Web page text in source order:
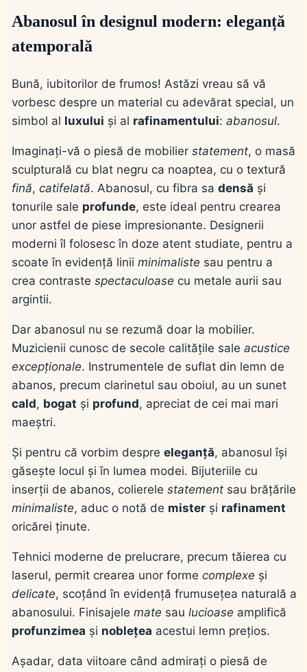
Abanosul în designul modern: eleganță
atemporală
Bună, iubitorilor de frumos! Astăzi vreau să vă
vorbesc despre un material cu adevărat special, un
simbol al luxului și al rafinamentului: abanosul.
Imaginați-vă o piesă de mobilier statement, o masă
sculpturală cu blat negru ca noaptea, cu o textură
fină, catifelată. Abanosul, cu fibra sa densă și
tonurile sale profunde, este ideal pentru crearea
unor astfel de piese impresionante. Designerii
moderni îl folosesc în doze atent studiate, pentru a
scoate în evidență linii minimaliste sau pentru a
crea contraste spectaculoase cu metale aurii sau
argintii.
Dar abanosul nu se rezumă doar la mobilier.
Muzicienii cunosc de secole calitățile sale acustice
excepționale. Instrumentele de suflat din lemn de
abanos, precum clarinetul sau oboiul, au un sunet
cald, bogat și profund, apreciat de cei mai mari
maeștri.
Și pentru că vorbim despre eleganță, abanosul își
găsește locul și în lumea modei. Bijuteriile cu
inserții de abanos, colierele statement sau brățările
minimaliste, aduc o notă de mister și rafinament
oricărei ținute.
Tehnici moderne de prelucrare, precum tăierea cu
laserul, permit crearea unor forme complexe și
delicate, scoțând în evidență frumusețea naturală a
abanosului. Finisajele mate sau lucioase amplifică
profunzimea și noblețea acestui lemn prețios.
Așadar, data viitoare când admirați o piesă de